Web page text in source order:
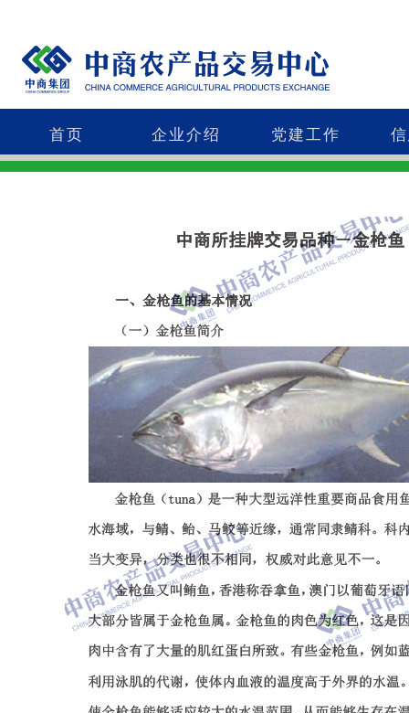
首页 企业介绍 党建工作